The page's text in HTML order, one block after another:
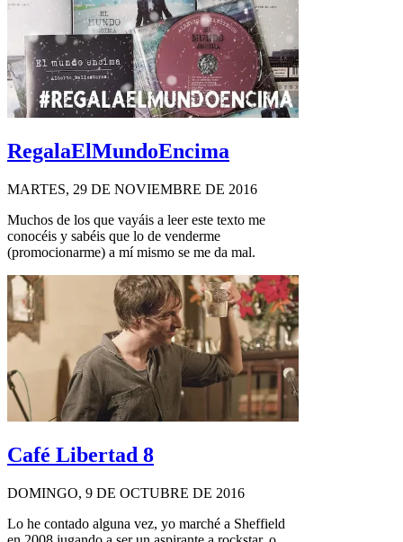
RegalaElMundoEncima
MARTES, 29 DE NOVIEMBRE DE 2016
Muchos de los que vayáis a leer este texto me
conocéis y sabéis que lo de venderme
(promocionarme) a mí mismo se me da mal.
Café Libertad 8
DOMINGO, 9 DE OCTUBRE DE 2016
Lo he contado alguna vez, yo marché a Sheffield